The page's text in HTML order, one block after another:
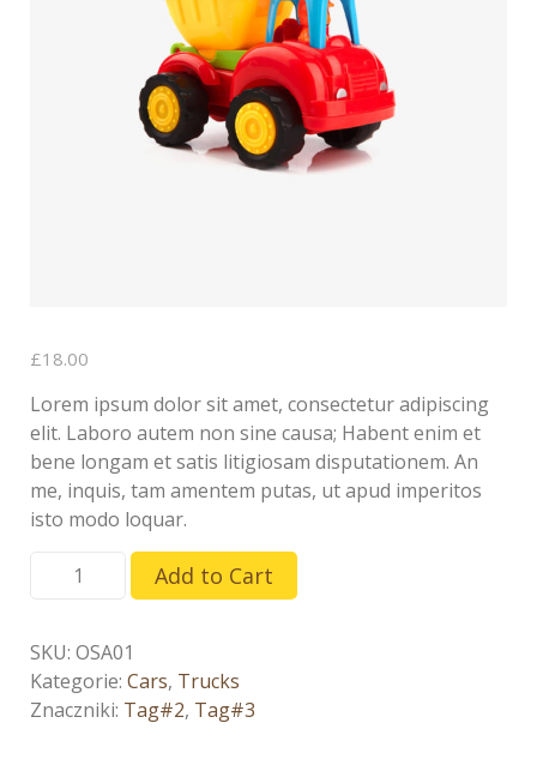
£18.00
Lorem ipsum dolor sit amet, consectetur adipiscing
elit. Laboro autem non sine causa; Habent enim et
bene longam et satis litigiosam disputationem. An
me, inquis, tam amentem putas, ut apud imperitos
isto modo loquar.
Car
Add to Cart
SKU: OSA01
Kategorie: Cars, Trucks
Znaczniki: Tag#2, Tag#3